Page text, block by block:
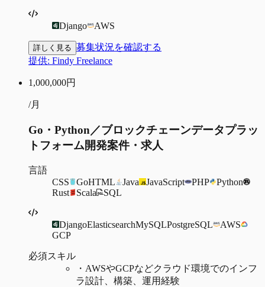
Django AWS
詳しく見る 募集状況を確認する
提供: Findy Freelance
1,000,000円
/月
Go・Python／ブロックチェーンデータプラッ
トフォーム開発案件・求人
言語
CSS
GoHTML Java JavaScript PHP
Python
Rust
Scala SQL
DjangoElasticsearchMySQLPostgreSQL
AWS
GCP
必須スキル
・ AWSやGCPなどクラウド環境でのインフ
ラ設計、構築、運用経験